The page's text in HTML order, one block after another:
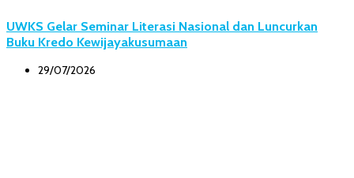
UWKS Gelar Seminar Literasi Nasional dan Luncurkan
Buku Kredo Kewijayakusumaan
29/07/2026